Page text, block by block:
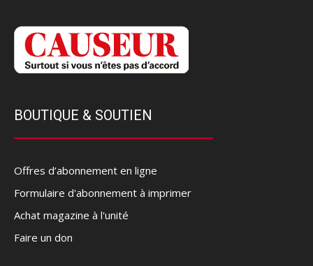
BOUTIQUE & SOUTIEN
Offres d’abonnement en ligne
Formulaire d'abonnement à imprimer
Achat magazine à l'unité
Faire un don